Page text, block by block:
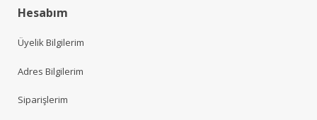
Hesabım
Üyelik Bilgilerim
Adres Bilgilerim
Siparişlerim